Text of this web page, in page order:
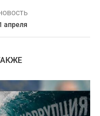
апреля